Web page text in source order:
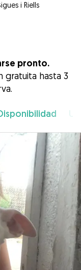
i Riells
pronto.
gratuita hasta 3